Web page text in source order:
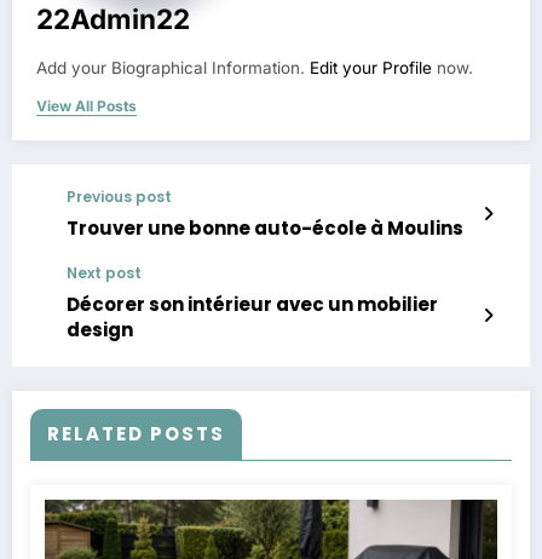
22Admin22
Add your Biographical Information. Edit your Profile now.
View All Posts
Previous post
Trouver une bonne auto-école à Moulins
Next post
Décorer son intérieur avec un mobilier
design
RELATED POSTS